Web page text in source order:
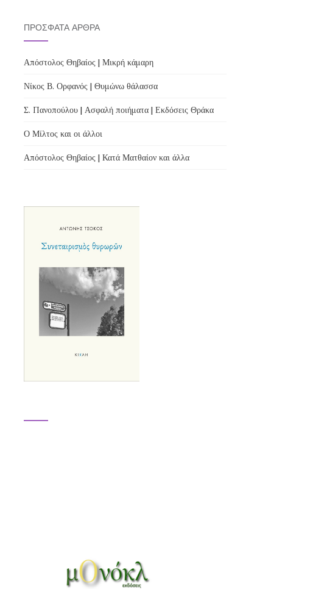
ΠΡΌΣΦΑΤΑ ΆΡΘΡΑ
Απόστολος Θηβαίος | Μικρή κάμαρη
Νίκος Β. Ορφανός | Θυμώνω θάλασσα
Σ. Πανοπούλου | Ασφαλή ποιήματα | Εκδόσεις Θράκα
Ο Μίλτος και οι άλλοι
Απόστολος Θηβαίος | Κατά Ματθαίον και άλλα